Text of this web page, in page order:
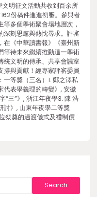
文明征文活動共收到百余所
份稿件進進初審。參與者
多個學術聚會場地層次，
深刻思慮與熱忱尋求。評審
在《中華讀書報》《臺州新
等待未來繼續推動這一學術
統文明的傳承、共享會議室
撐與貢獻！經專家評審委員
等獎（三名）1. 鄭之澤私
代表學義理的轉變》, 安徽
“三”》, 浙江年夜學3. 陳 浩
討》, 山東年夜學二等獎
祭奠的過渡儀式及禮制價
Search